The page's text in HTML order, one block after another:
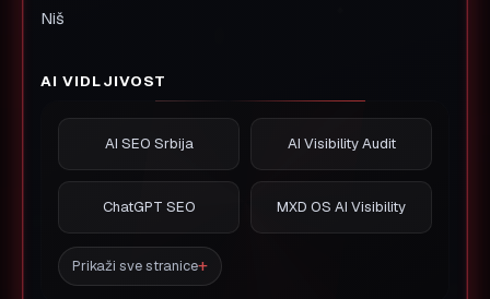
Niš
AI VIDLJIVOST
AI SEO Srbija AI Visibility Audit
ChatGPT SEO MXD OS AI Visibility
Prikaži sve stranice